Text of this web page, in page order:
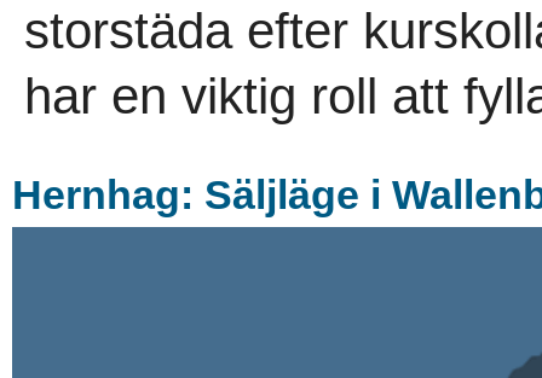
storstäda efter
har en viktig roll att
Hernhag: Säljläge i